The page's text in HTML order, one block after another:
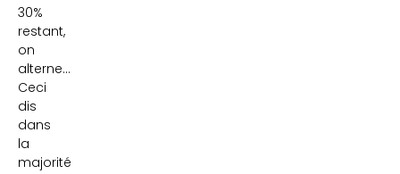
30%
restant,
on
alterne…
Ceci
dis
dans
la
majorité